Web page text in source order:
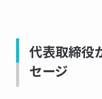
代表取締役
セージ